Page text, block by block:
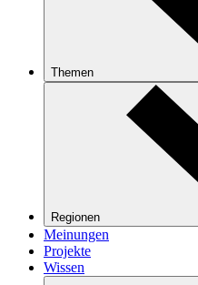
Themen
Regionen
Meinungen
Projekte
Wissen